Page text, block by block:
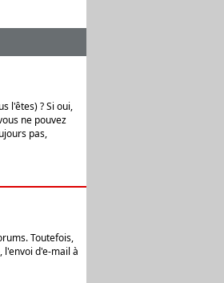
l'êtes) ? Si oui,
ne pouvez
pas,
Toutefois,
l'envoi d'e-mail à